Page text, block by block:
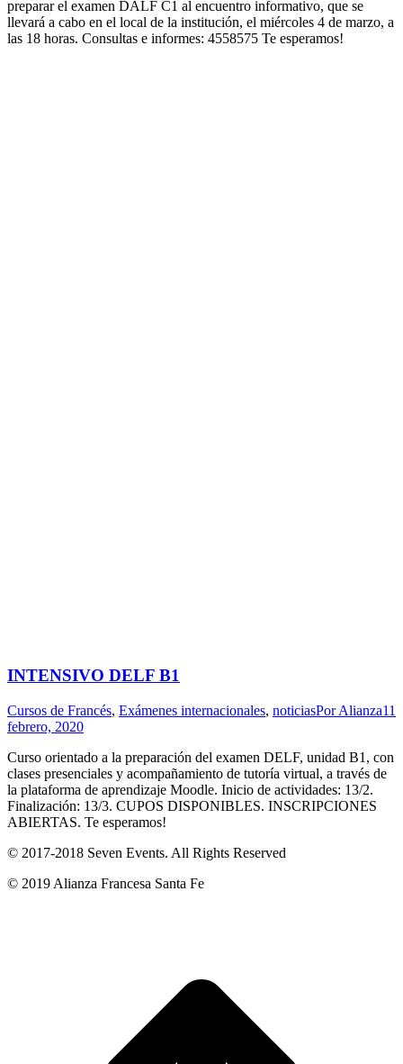
preparar el examen DALF C1 al encuentro informativo, que se
llevará a cabo en el local de la institución, el miércoles 4 de marzo, a
las 18 horas. Consultas e informes: 4558575 Te esperamos!
INTENSIVO DELF B1
Cursos de Francés, Exámenes internacionales, noticiasPorAlianza11
febrero, 2020
Curso orientado a la preparación del examen DELF, unidad B1, con
clases presenciales y acompañamiento de tutoría virtual, a través de
la plataforma de aprendizaje Moodle. Inicio de actividades: 13/2.
Finalización: 13/3. CUPOS DISPONIBLES. INSCRIPCIONES
ABIERTAS. Te esperamos!
© 2017-2018 Seven Events. All Rights Reserved
© 2019 Alianza Francesa Santa Fe